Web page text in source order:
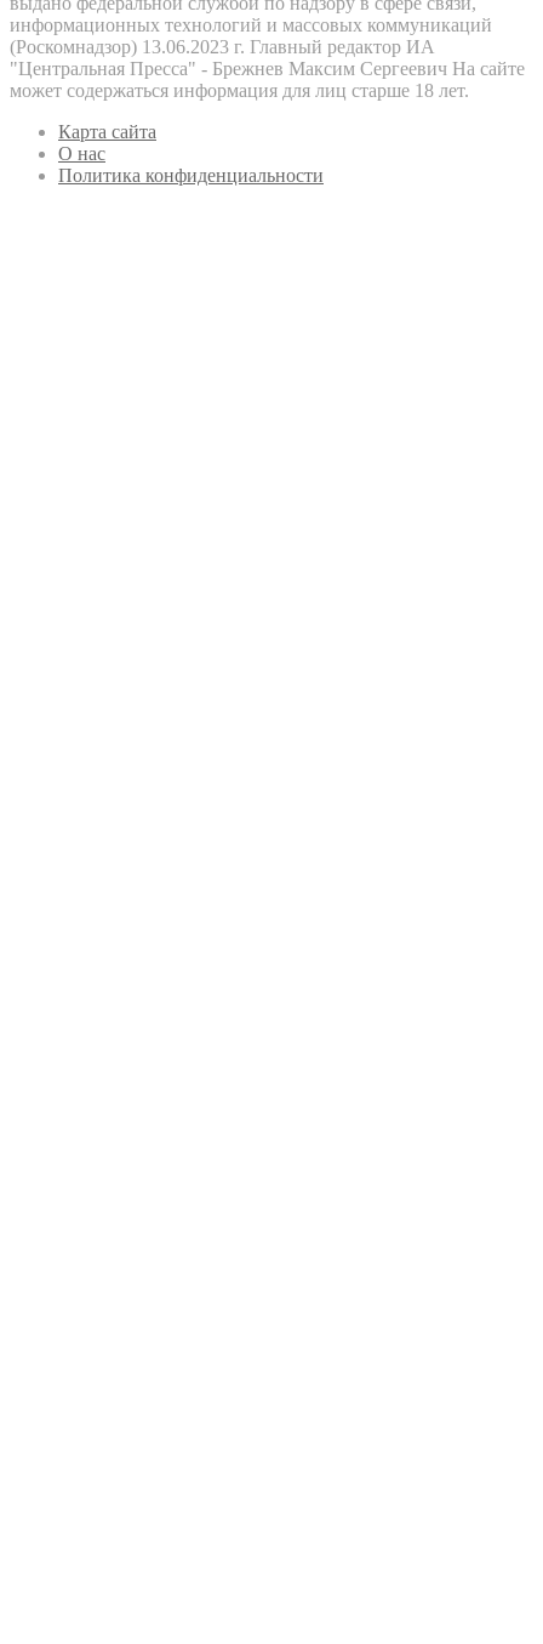
информационных технологий и массовых коммуникаций
(Роскомнадзор) 13.06.2023 г. Главный редактор ИА
"Центральная Пресса" - Брежнев Максим Сергеевич На сайте
может содержаться информация для лиц старше 18 лет.
Карта сайта
О нас
Политика конфиденциальности